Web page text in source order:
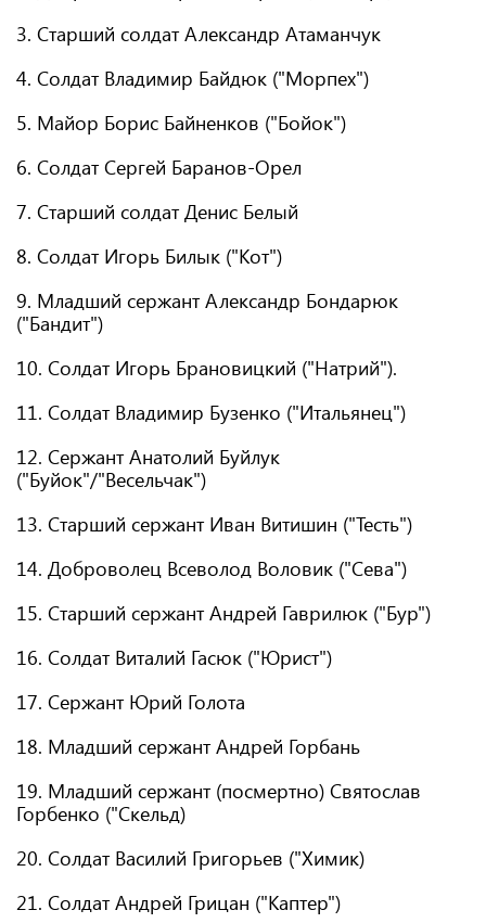
3. Старший солдат Александр Атаманчук
4. Солдат Владимир Байдюк ("Морпех")
5. Майор Борис Байненков ("Бойок")
6. Солдат Сергей Баранов-Орел
7. Старший солдат Денис Белый
8. Солдат Игорь Билык ("Кот")
9. Младший сержант Александр Бондарюк
("Бандит")
10. Солдат Игорь Брановицкий ("Натрий").
11. Солдат Владимир Бузенко ("Итальянец")
12. Сержант Анатолий Буйлук
("Буйок"/"Весельчак")
13. Старший сержант Иван Витишин ("Тесть")
14. Доброволец Всеволод Воловик ("Сева")
15. Старший сержант Андрей Гаврилюк ("Бур")
16. Солдат Виталий Гасюк ("Юрист")
17. Сержант Юрий Голота
18. Младший сержант Андрей Горбань
19. Младший сержант (посмертно) Святослав
Горбенко ("Скельд)
20. Солдат Василий Григорьев ("Химик)
21. Солдат Андрей Грицан ("Каптер")